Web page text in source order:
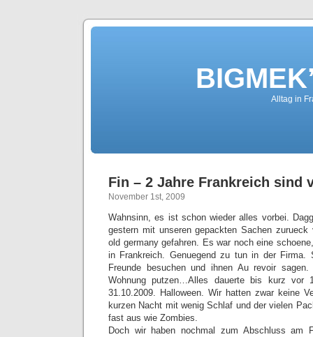
Alltag in
Fin – 2 Jahre Frankreich sind
November 1st, 2009
Wahnsinn, es ist schon wieder alles vorbei.
gestern mit unseren gepackten Sachen zurueck
old germany gefahren. Es war noch eine
in Frankreich. Genuegend zu tun in der Firma.
Freunde besuchen und ihnen Au revoir
Wohnung putzen…Alles dauerte bis kurz vor
31.10.2009. Halloween. Wir hatten zwar keine
kurzen Nacht mit wenig Schlaf und der vielen
fast aus wie Zombies.
Doch wir haben nochmal zum Abschluss am